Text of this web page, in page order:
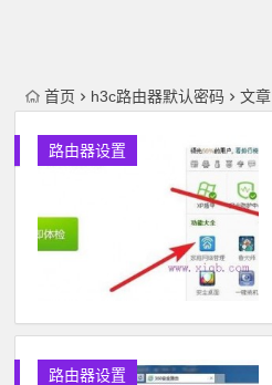
首页 h3c路由器默认密码 文章
路由器设置
路由器设置